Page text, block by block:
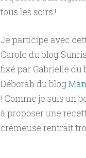
tous les soirs !
Je participe avec
Carole du blog
fixé par Gabrielle du
Déborah du blog
! Comme je suis un
à proposer une
crémeuse rentrait